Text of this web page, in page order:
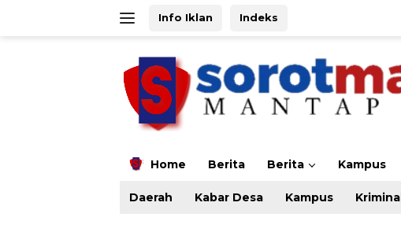
Info Iklan Indeks
Home Berita Berita Kampus
Daerah Kabar Desa Kampus Kriminal